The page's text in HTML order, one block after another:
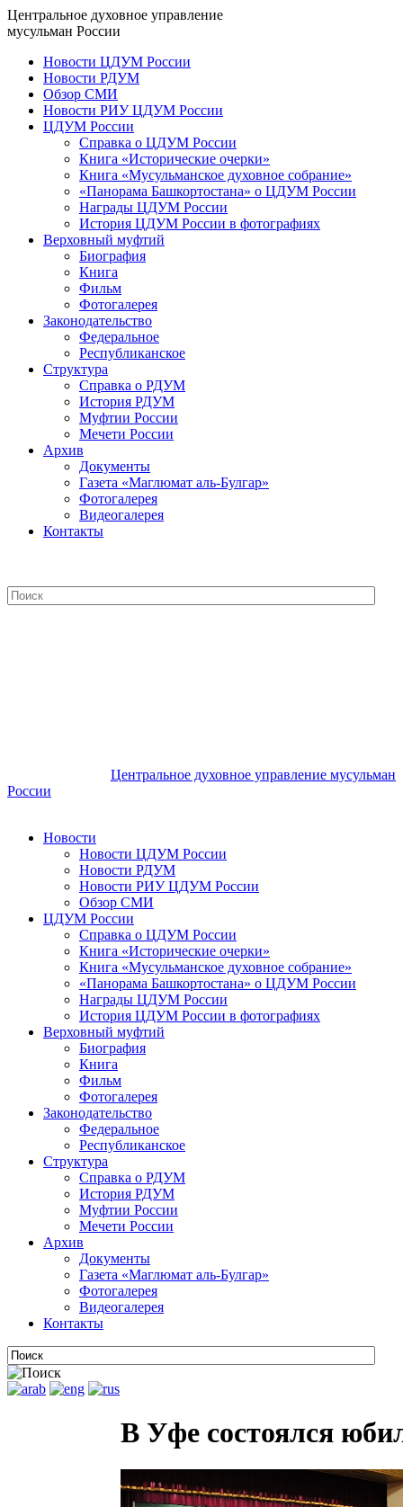
Центральное духовное управление
мусульман России
Новости ЦДУМ России
Новости РДУМ
Обзор СМИ
Новости РИУ ЦДУМ России
ЦДУМ России
Справка о ЦДУМ России
Книга «Исторические очерки»
Книга «Мусульманское духовное собрание»
«Панорама Башкортостана» о ЦДУМ России
Награды ЦДУМ России
История ЦДУМ России в фотографиях
Верховный муфтий
Биография
Книга
Фильм
Фотогалерея
Законодательство
Федеральное
Республиканское
Структура
Справка о РДУМ
История РДУМ
Муфтии России
Мечети России
Архив
Документы
Газета «Маглюмат аль-Булгар»
Фотогалерея
Видеогалерея
Контакты
Центральное духовное управление мусульман
России
Новости
Новости ЦДУМ России
Новости РДУМ
Новости РИУ ЦДУМ России
Обзор СМИ
ЦДУМ России
Справка о ЦДУМ России
Книга «Исторические очерки»
Книга «Мусульманское духовное собрание»
«Панорама Башкортостана» о ЦДУМ России
Награды ЦДУМ России
История ЦДУМ России в фотографиях
Верховный муфтий
Биография
Книга
Фильм
Фотогалерея
Законодательство
Федеральное
Республиканское
Структура
Справка о РДУМ
История РДУМ
Муфтии России
Мечети России
Архив
Документы
Газета «Маглюмат аль-Булгар»
Фотогалерея
Видеогалерея
Контакты
В Уфе состоялся